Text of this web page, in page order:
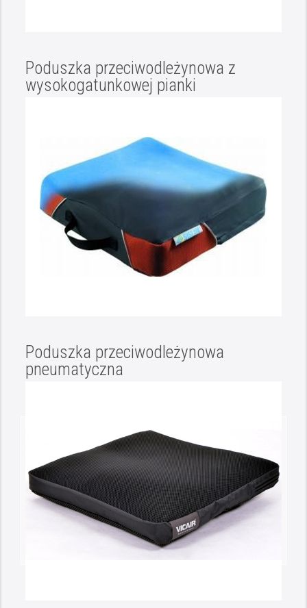
Poduszka przeciwodleżynowa z
wysokogatunkowej pianki
Poduszka przeciwodleżynowa
pneumatyczna